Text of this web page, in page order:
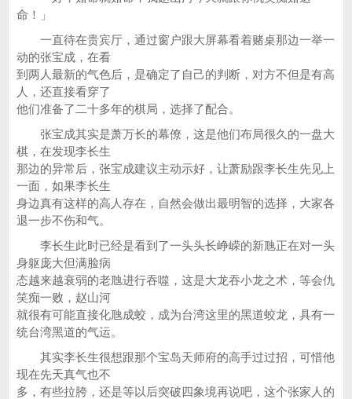
命！」
一直待在贵宾厅，通过窗户跟大屏幕看着赌桌那边一举一
动的张宝成，在看
到两人最新的气色后，是确定了自己的判断，对方不但是有高
人，还直接看穿了
他们准备了二十多年的棋局，选择了配合。
张宝成其实是萧万长的幕僚，这是他们布局很久的一盘大
棋，在发现李长生
那边的异常后，张宝成建议主动示好，让萧励跟李长生先见上
一面，如果李长生
身边真有这样的高人存在，自然会做出最明智的选择，大家各
退一步不伤和气。
李长生此时已经是看到了一头头长峥嵘的新虺正在对一头
身躯庞大但满脸病
态越来越衰弱的老虺进行吞噬，这是大龙吞小龙之术，等会仇
笑痴一败，赵山河
就很有可能直接化虺成蛟，成为台湾这里的黑道蛟龙，具有一
统台湾黑道的气运。
其实李长生很想跟那个宝岛天师府的高手过过招，可惜他
现在先天真气也不
多，有些拉胯，还是等以后突破四象境再说吧，这个张家人的